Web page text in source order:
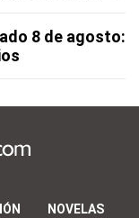
8 de agosto:
NOVELAS